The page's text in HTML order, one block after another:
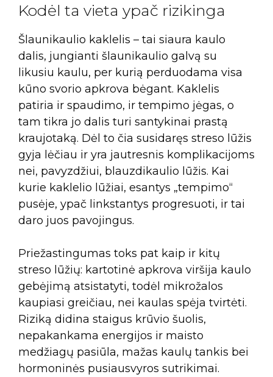
Kodėl ta vieta ypač rizikinga
Šlaunikaulio kaklelis – tai siaura kaulo
dalis, jungianti šlaunikaulio galvą su
likusiu kaulu, per kurią perduodama visa
kūno svorio apkrova bėgant. Kaklelis
patiria ir spaudimo, ir tempimo jėgas, o
tam tikra jo dalis turi santykinai prastą
kraujotaką. Dėl to čia susidaręs streso lūžis
gyja lėčiau ir yra jautresnis komplikacijoms
nei, pavyzdžiui, blauzdikaulio lūžis. Kai
kurie kaklelio lūžiai, esantys „tempimo“
pusėje, ypač linkstantys progresuoti, ir tai
daro juos pavojingus.
Priežastingumas toks pat kaip ir kitų
streso lūžių: kartotinė apkrova viršija kaulo
gebėjimą atsistatyti, todėl mikrožalos
kaupiasi greičiau, nei kaulas spėja tvirtėti.
Riziką didina staigus krūvio šuolis,
nepakankama energijos ir maisto
medžiagų pasiūla, mažas kaulų tankis bei
hormoninės pusiausvyros sutrikimai.